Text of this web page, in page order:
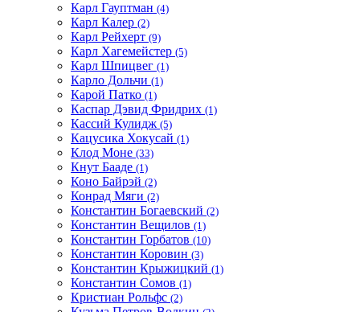
Карл Гауптман (4)
Карл Калер (2)
Карл Рейхерт (9)
Карл Хагемейстер (5)
Карл Шпицвег (1)
Карло Дольчи (1)
Карой Патко (1)
Каспар Дэвид Фридрих (1)
Кассий Кулидж (5)
Кацусика Хокусай (1)
Клод Моне (33)
Кнут Бааде (1)
Коно Байрэй (2)
Конрад Мяги (2)
Константин Богаевский (2)
Константин Вещилов (1)
Константин Горбатов (10)
Константин Коровин (3)
Константин Крыжицкий (1)
Константин Сомов (1)
Кристиан Рольфс (2)